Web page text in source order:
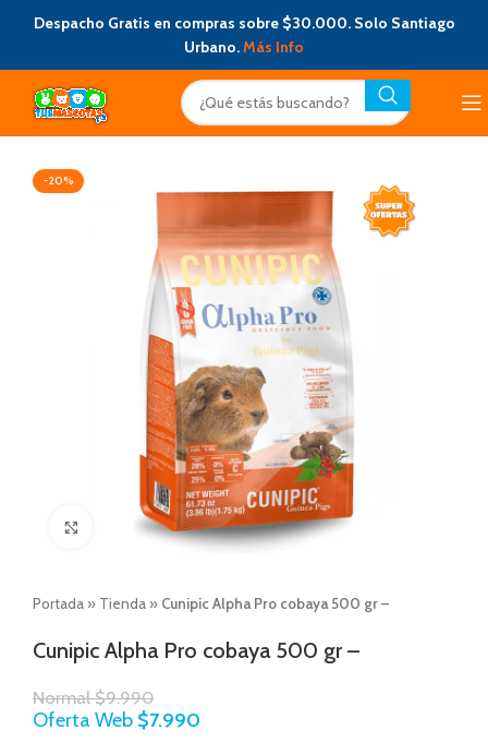
Despacho Gratis en compras sobre $30.000. Solo Santiago
Urbano.Más Info
-20%
Click to enlarge
Portada » Tienda » Cunipic Alpha Pro cobaya 500 gr –
Cunipic Alpha Pro cobaya 500 gr –
Normal$9.990
Oferta Web $7.990